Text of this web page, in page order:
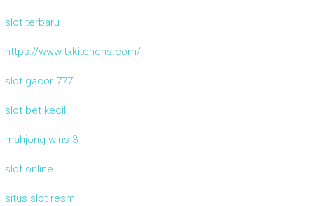
slot terbaru
https://www.txkitchens.com/
slot gacor 777
slot bet kecil
mahjong wins 3
slot online
situs slot resmi